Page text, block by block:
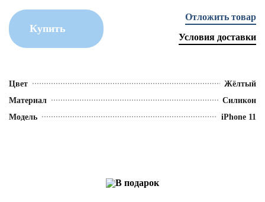
Купить
Отложить товар
Условия доставки
Цвет
Жёлтый
Материал
Силикон
Модель
iPhone 11